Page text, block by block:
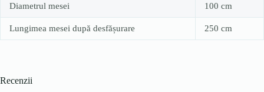
Diametrul mesei 100 cm
Lungimea mesei după desfășurare 250 cm
Recenzii